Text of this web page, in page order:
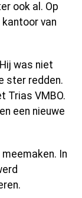
ook al. Op
van
was niet
ster redden.
Trias VMBO.
een nieuwe
In